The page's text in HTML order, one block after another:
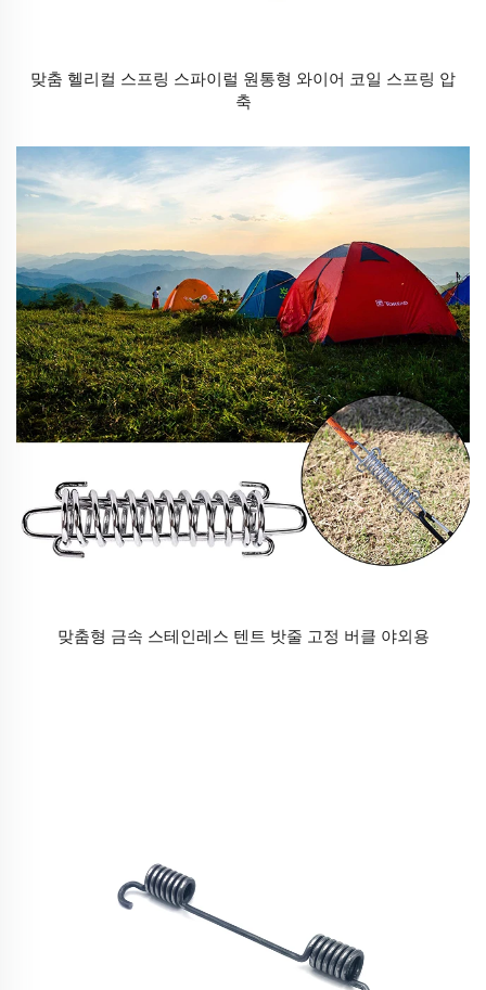
맞춤 헬리컬 스프링 스파이럴 원통형 와이어 코일 스프링 압
축
맞춤형 금속 스테인레스 텐트 밧줄 고정 버클 야외용